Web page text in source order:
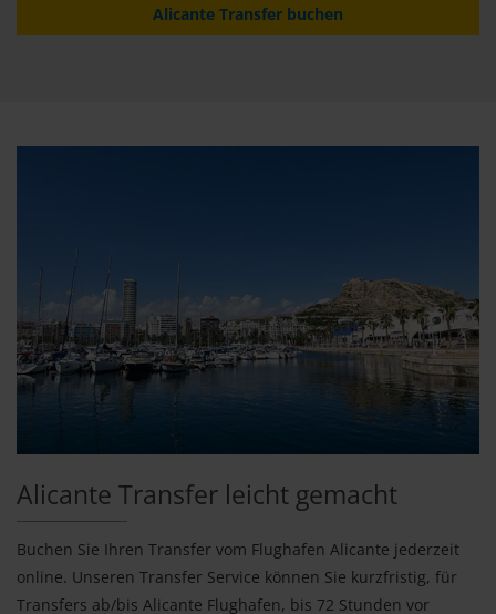
Alicante Transfer buchen
Alicante Transfer leicht gemacht
Buchen Sie Ihren Transfer vom Flughafen Alicante jederzeit
online. Unseren Transfer Service können Sie kurzfristig, für
Transfers ab/bis Alicante Flughafen, bis 72 Stunden vor